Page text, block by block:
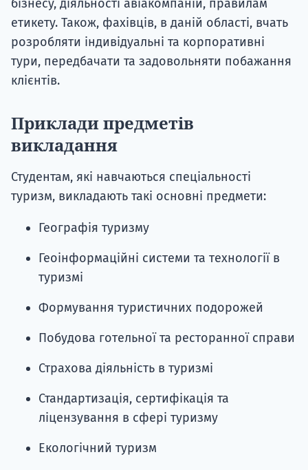
бізнесу, діяльності авіакомпаній, правилам
етикету. Також, фахівців, в даній області, вчать
розробляти індивідуальні та корпоративні
тури, передбачати та задовольняти побажання
клієнтів.
Приклади предметів
викладання
Студентам, які навчаються спеціальності
туризм, викладають такі основні предмети:
Географія туризму
Геоінформаційні системи та технології в
туризмі
Формування туристичних подорожей
Побудова готельної та ресторанної справи
Страхова діяльність в туризмі
Стандартизація, сертифікація та
ліцензування в сфері туризму
Екологічний туризм